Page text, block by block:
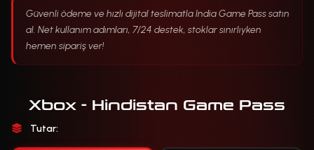
Güvenli ödeme ve hızlı dijital teslimatla India Game Pass satın
al. Net kullanım adımları, 7/24 destek, stoklar sınırlıyken
hemen sipariş ver!
Xbox - Hindistan Game Pass
Tutar: